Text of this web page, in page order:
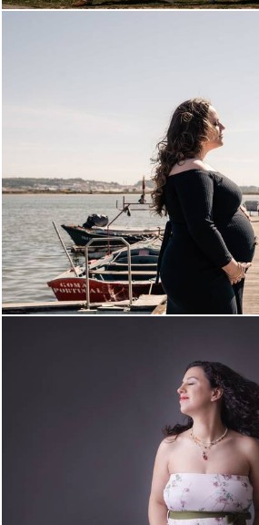
0
810 0